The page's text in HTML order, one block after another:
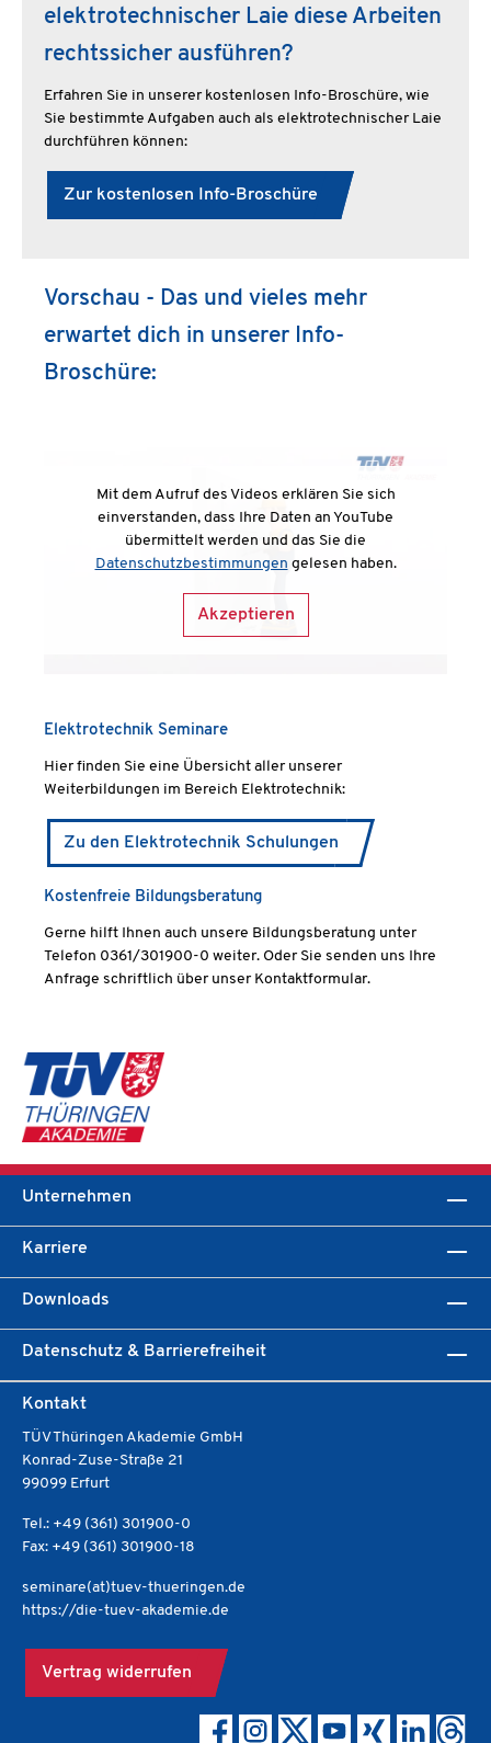
elektrotechnischer Laie diese Arbeiten
rechtssicher ausführen?
Erfahren Sie in unserer kostenlosen Info-Broschüre, wie
Sie bestimmte Aufgaben auch als elektrotechnischer Laie
durchführen können:
Zur kostenlosen Info-Broschüre
Vorschau - Das und vieles mehr
erwartet dich in unserer Info-
Broschüre:
Mit dem Aufruf des Videos erklären Sie sich
einverstanden, dass Ihre Daten an YouTube
übermittelt werden und das Sie die
Datenschutzbestimmungen gelesen haben.
Akzeptieren
Elektrotechnik Seminare
Hier finden Sie eine Übersicht aller unserer
Weiterbildungen im Bereich Elektrotechnik:
Zu den Elektrotechnik Schulungen
Kostenfreie Bildungsberatung
Gerne hilft Ihnen auch unsere Bildungsberatung unter
Telefon 0361/301900-0 weiter. Oder Sie senden uns Ihre
Anfrage schriftlich über unser Kontaktformular.
Unternehmen
Karriere
Downloads
Datenschutz & Barrierefreiheit
Kontakt
TÜV Thüringen Akademie GmbH
Konrad-Zuse-Straße 21
99099 Erfurt
Tel.: +49 (361) 301900-0
Fax: +49 (361) 301900-18
seminare(at)tuev-thueringen.de
https://die-tuev-akademie.de
Vertrag widerrufen